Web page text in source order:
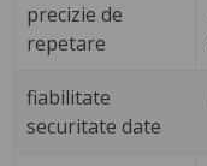
precizie de
repetare
fiabilitate
securitate date